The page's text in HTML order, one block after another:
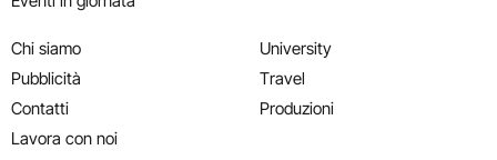
Chi siamo
Pubblicità
Contatti
Lavora con noi
University
Travel
Produzioni